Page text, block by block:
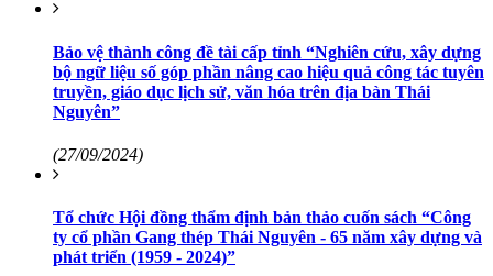
Bảo vệ thành công đề tài cấp tỉnh “Nghiên cứu, xây dựng
bộ ngữ liệu số góp phần nâng cao hiệu quả công tác tuyên
truyền, giáo dục lịch sử, văn hóa trên địa bàn Thái
Nguyên”
(27/09/2024)
Tổ chức Hội đồng thẩm định bản thảo cuốn sách “Công
ty cổ phần Gang thép Thái Nguyên - 65 năm xây dựng và
phát triển (1959 - 2024)”